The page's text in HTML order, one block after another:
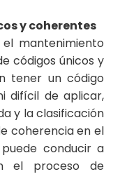
y coherentes
mantenimiento
códigos únicos y
tener un código
difícil de aplicar,
y la clasificación
coherencia en el
conducir a
el proceso de